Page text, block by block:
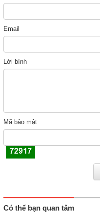
Email
Lời bình
Mã bảo mật
Có thể bạn quan tâm